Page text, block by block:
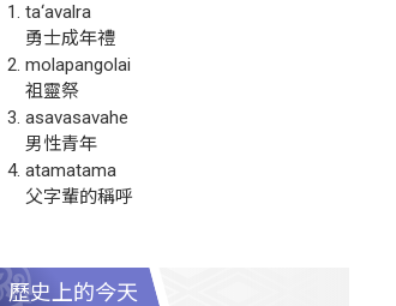
ta‘avalra
勇士成年禮
molapangolai
祖靈祭
asavasavahe
男性青年
atamatama
父字輩的稱呼
歷史上的今天